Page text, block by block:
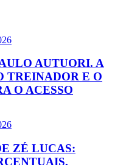
AUTUORI. A
TREINADOR E O
O ACESSO
ZÉ LUCAS: